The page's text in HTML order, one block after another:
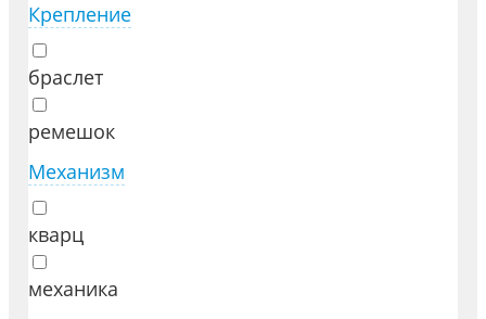
Крепление
браслет
ремешок
Механизм
кварц
механика